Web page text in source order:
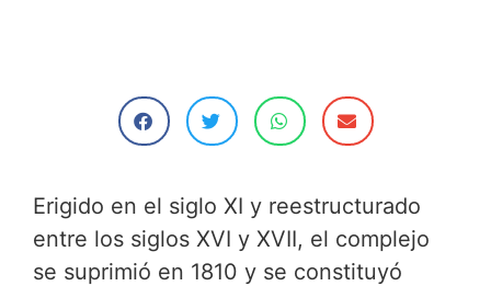
Erigido en el siglo XI y reestructurado
entre los siglos XVI y XVII, el complejo
se suprimió en 1810 y se constituyó